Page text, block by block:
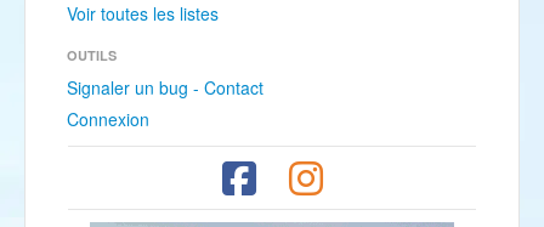
Voir toutes les listes
OUTILS
Signaler un bug - Contact
Connexion